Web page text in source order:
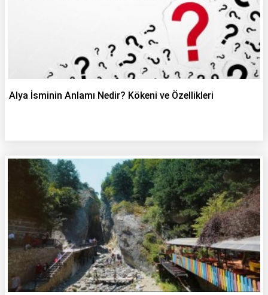
Alya İsminin Anlamı Nedir? Kökeni ve Özellikleri